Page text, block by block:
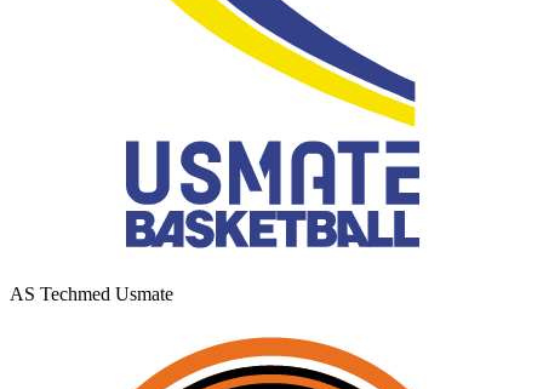
AS Techmed Usmate